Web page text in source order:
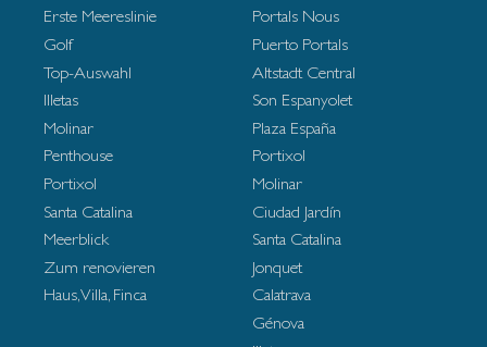
Erste Meereslinie
Golf
Top-Auswahl
Illetas
Molinar
Penthouse
Portixol
Santa Catalina
Meerblick
Zum renovieren
Haus, Villa, Finca
Portals Nous
Puerto Portals
Altstadt Central
Son Espanyolet
Plaza España
Portixol
Molinar
Ciudad Jardín
Santa Catalina
Jonquet
Calatrava
Génova